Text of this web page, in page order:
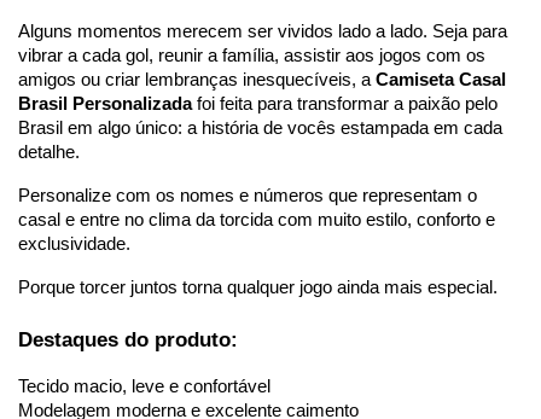
Alguns momentos merecem ser vividos lado a lado. Seja para
vibrar a cada gol, reunir a família, assistir aos jogos com os
amigos ou criar lembranças inesquecíveis, a Camiseta Casal
Brasil Personalizada foi feita para transformar a paixão pelo
Brasil em algo único: a história de vocês estampada em cada
detalhe.
Personalize com os nomes e números que representam o
casal e entre no clima da torcida com muito estilo, conforto e
exclusividade.
Porque torcer juntos torna qualquer jogo ainda mais especial.
Destaques do produto:
Tecido macio, leve e confortável
Modelagem moderna e excelente caimento